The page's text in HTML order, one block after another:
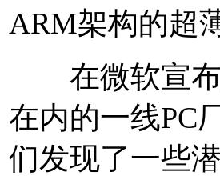
ARM架构的超
在微软宣布
在内的一线PC
们发现了一些